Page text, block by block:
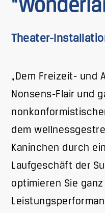
Theater-
„Dem Freizeit- und
Nonsens-Flair und
dem
Kaninchen durch
Laufgeschäft der
optimieren Sie